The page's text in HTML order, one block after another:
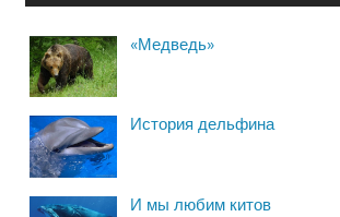
«Медведь»
История дельфина
И мы любим китов